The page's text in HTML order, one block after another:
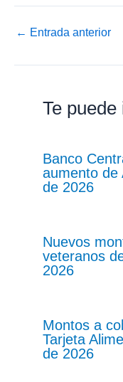
← Entrada anterior
Te
Banco
aumento de
de 2026
Nuevos
veteranos
2026
Montos a
Tarjeta
de 2026